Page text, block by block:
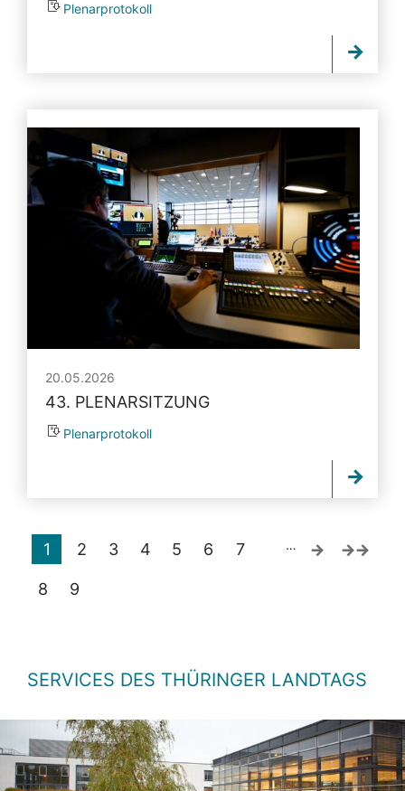
Plenarprotokoll
20.05.2026
43. PLENARSITZUNG
Plenarprotokoll
1 2 3 4 5 6 7
8 9
…
SERVICES DES THÜRINGER LANDTAGS